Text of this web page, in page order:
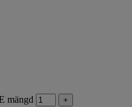
mängd
+